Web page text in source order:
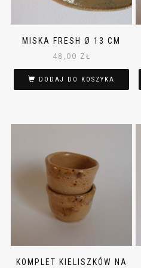
MISKA FRESH Ø 13 CM
48,00 ZŁ
DODAJ DO KOSZYKA
KOMPLET KIELISZKÓW NA